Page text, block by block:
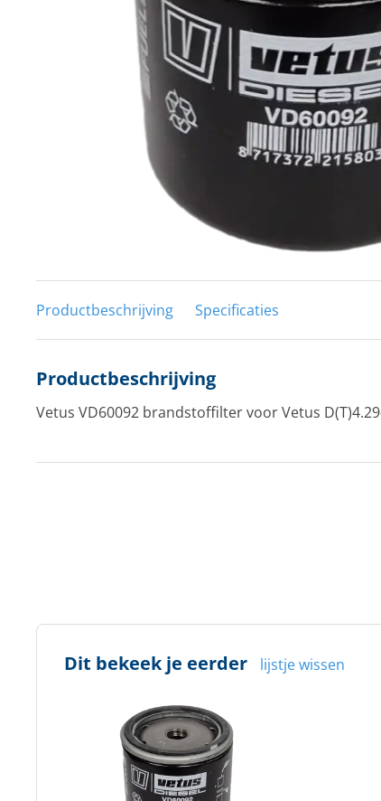
Tuigage en dekbeslag
Veiligheid
Boten, toebehoren en fun
Meubels en lifestyle
Productbeschrijving Specificaties
Productbeschrijving
Vetus VD60092 brandstoffilter voor Vetus
Dit bekeek je eerder lijstje wissen